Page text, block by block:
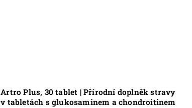
Artro Plus, 30 tablet | Přírodní doplněk stravy
v tabletách s glukosaminem a chondroitinem